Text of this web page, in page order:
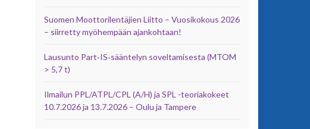
Suomen Moottorilentäjien Liitto – Vuosikokous 2026
– siirretty myöhempään ajankohtaan!
Lausunto Part‑IS‑sääntelyn soveltamisesta (MTOM
> 5,7 t)
Ilmailun PPL/ATPL/CPL (A/H) ja SPL -teoriakokeet
10.7.2026 ja 13.7.2026 – Oulu ja Tampere